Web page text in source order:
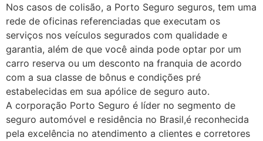
Nos casos de colisão, a Porto Seguro seguros, tem uma
rede de oficinas referenciadas que executam os
serviços nos veículos segurados com qualidade e
garantia, além de que você ainda pode optar por um
carro reserva ou um desconto na franquia de acordo
com a sua classe de bônus e condições pré
estabelecidas em sua apólice de seguro auto.
A corporação Porto Seguro é líder no segmento de
seguro automóvel e residência no Brasil,é reconhecida
pela excelência no atendimento a clientes e corretores